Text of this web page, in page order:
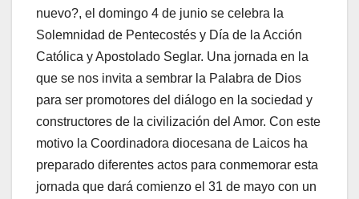
nuevo?, el domingo 4 de junio se celebra la
Solemnidad de Pentecostés y Día de la Acción
Católica y Apostolado Seglar. Una jor­na­da en la
que se nos in­vi­ta a sem­brar la Pa­la­bra de Dios
para ser pro­mo­to­res del diá­lo­go en la so­cie­dad y
cons­truc­to­res de la ci­vi­li­za­ción del Amor. Con este
motivo la Coordinadora diocesana de Laicos ha
preparado diferentes actos para conmemorar esta
jornada que dará comienzo el 31 de mayo con un